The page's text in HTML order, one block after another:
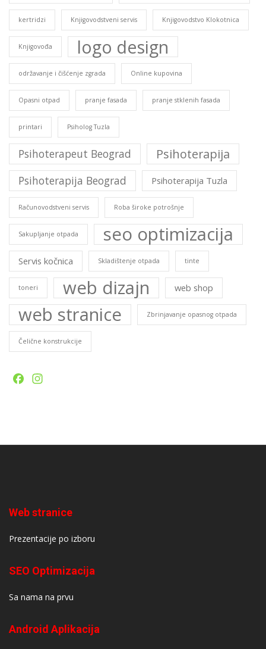
kertridzi Knjigovodstveni servis Knjigovodstvo Klokotnica
Knjigovođa logo design
održavanje i čišćenje zgrada Online kupovina
Opasni otpad pranje fasada pranje stklenih fasada
printari Psiholog Tuzla
Psihoterapeut Beograd Psihoterapija
Psihoterapija Beograd Psihoterapija Tuzla
Računovodstveni servis Roba široke potrošnje
Sakupljanje otpada seo optimizacija
Servis kočnica Skladištenje otpada tinte
toneri web dizajn web shop
web stranice Zbrinjavanje opasnog otpada
Čelične konstrukcije
Facebook
Web stranice
Prezentacije po izboru
SEO Optimizacija
Sa nama na prvu
Android Aplikacija